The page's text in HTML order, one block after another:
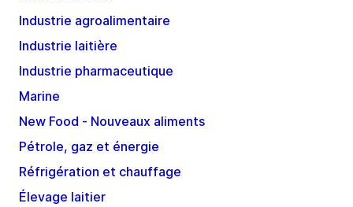
Industrie agroalimentaire
Industrie laitière
Industrie pharmaceutique
Marine
New Food - Nouveaux aliments
Pétrole, gaz et énergie
Réfrigération et chauffage
Élevage laitier